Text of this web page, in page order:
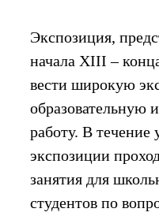
Экспозиция,
начала XIII –
вести широкую
образовательную
работу. В течение
экспозиции
занятия для
студентов по